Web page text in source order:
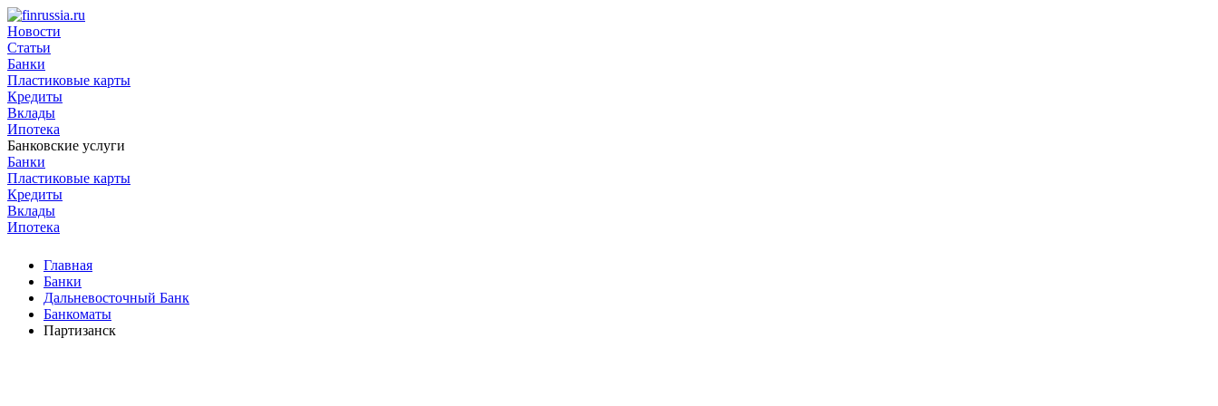
Новости
Статьи
Банки
Пластиковые карты
Кредиты
Вклады
Ипотека
Банковские услуги
Банки
Пластиковые карты
Кредиты
Вклады
Ипотека
Главная
Банки
Дальневосточный Банк
Банкоматы
Партизанск